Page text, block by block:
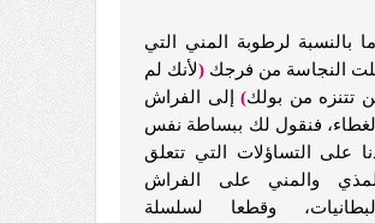
بالنسبة لرطوبة المني التي
النجاسة من فرجك (لأنك لم
تتنزه من بولك)إلى الفراش
فنقول لك ببساطة نفس
على التساؤلات التي تتعلق
والمني على الفراش
وقطعا لسلسلة